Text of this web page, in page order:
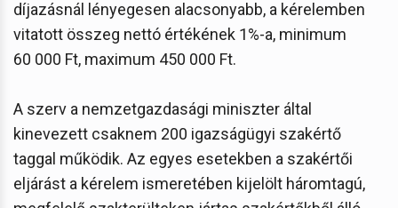
díjazásnál lényegesen alacsonyabb, a kérelemben
vitatott összeg nettó értékének 1%-a, minimum
60 000 Ft, maximum 450 000 Ft.
A szerv a nemzetgazdasági miniszter által
kinevezett csaknem 200 igazságügyi szakértő
taggal működik. Az egyes esetekben a szakértői
eljárást a kérelem ismeretében kijelölt háromtagú,